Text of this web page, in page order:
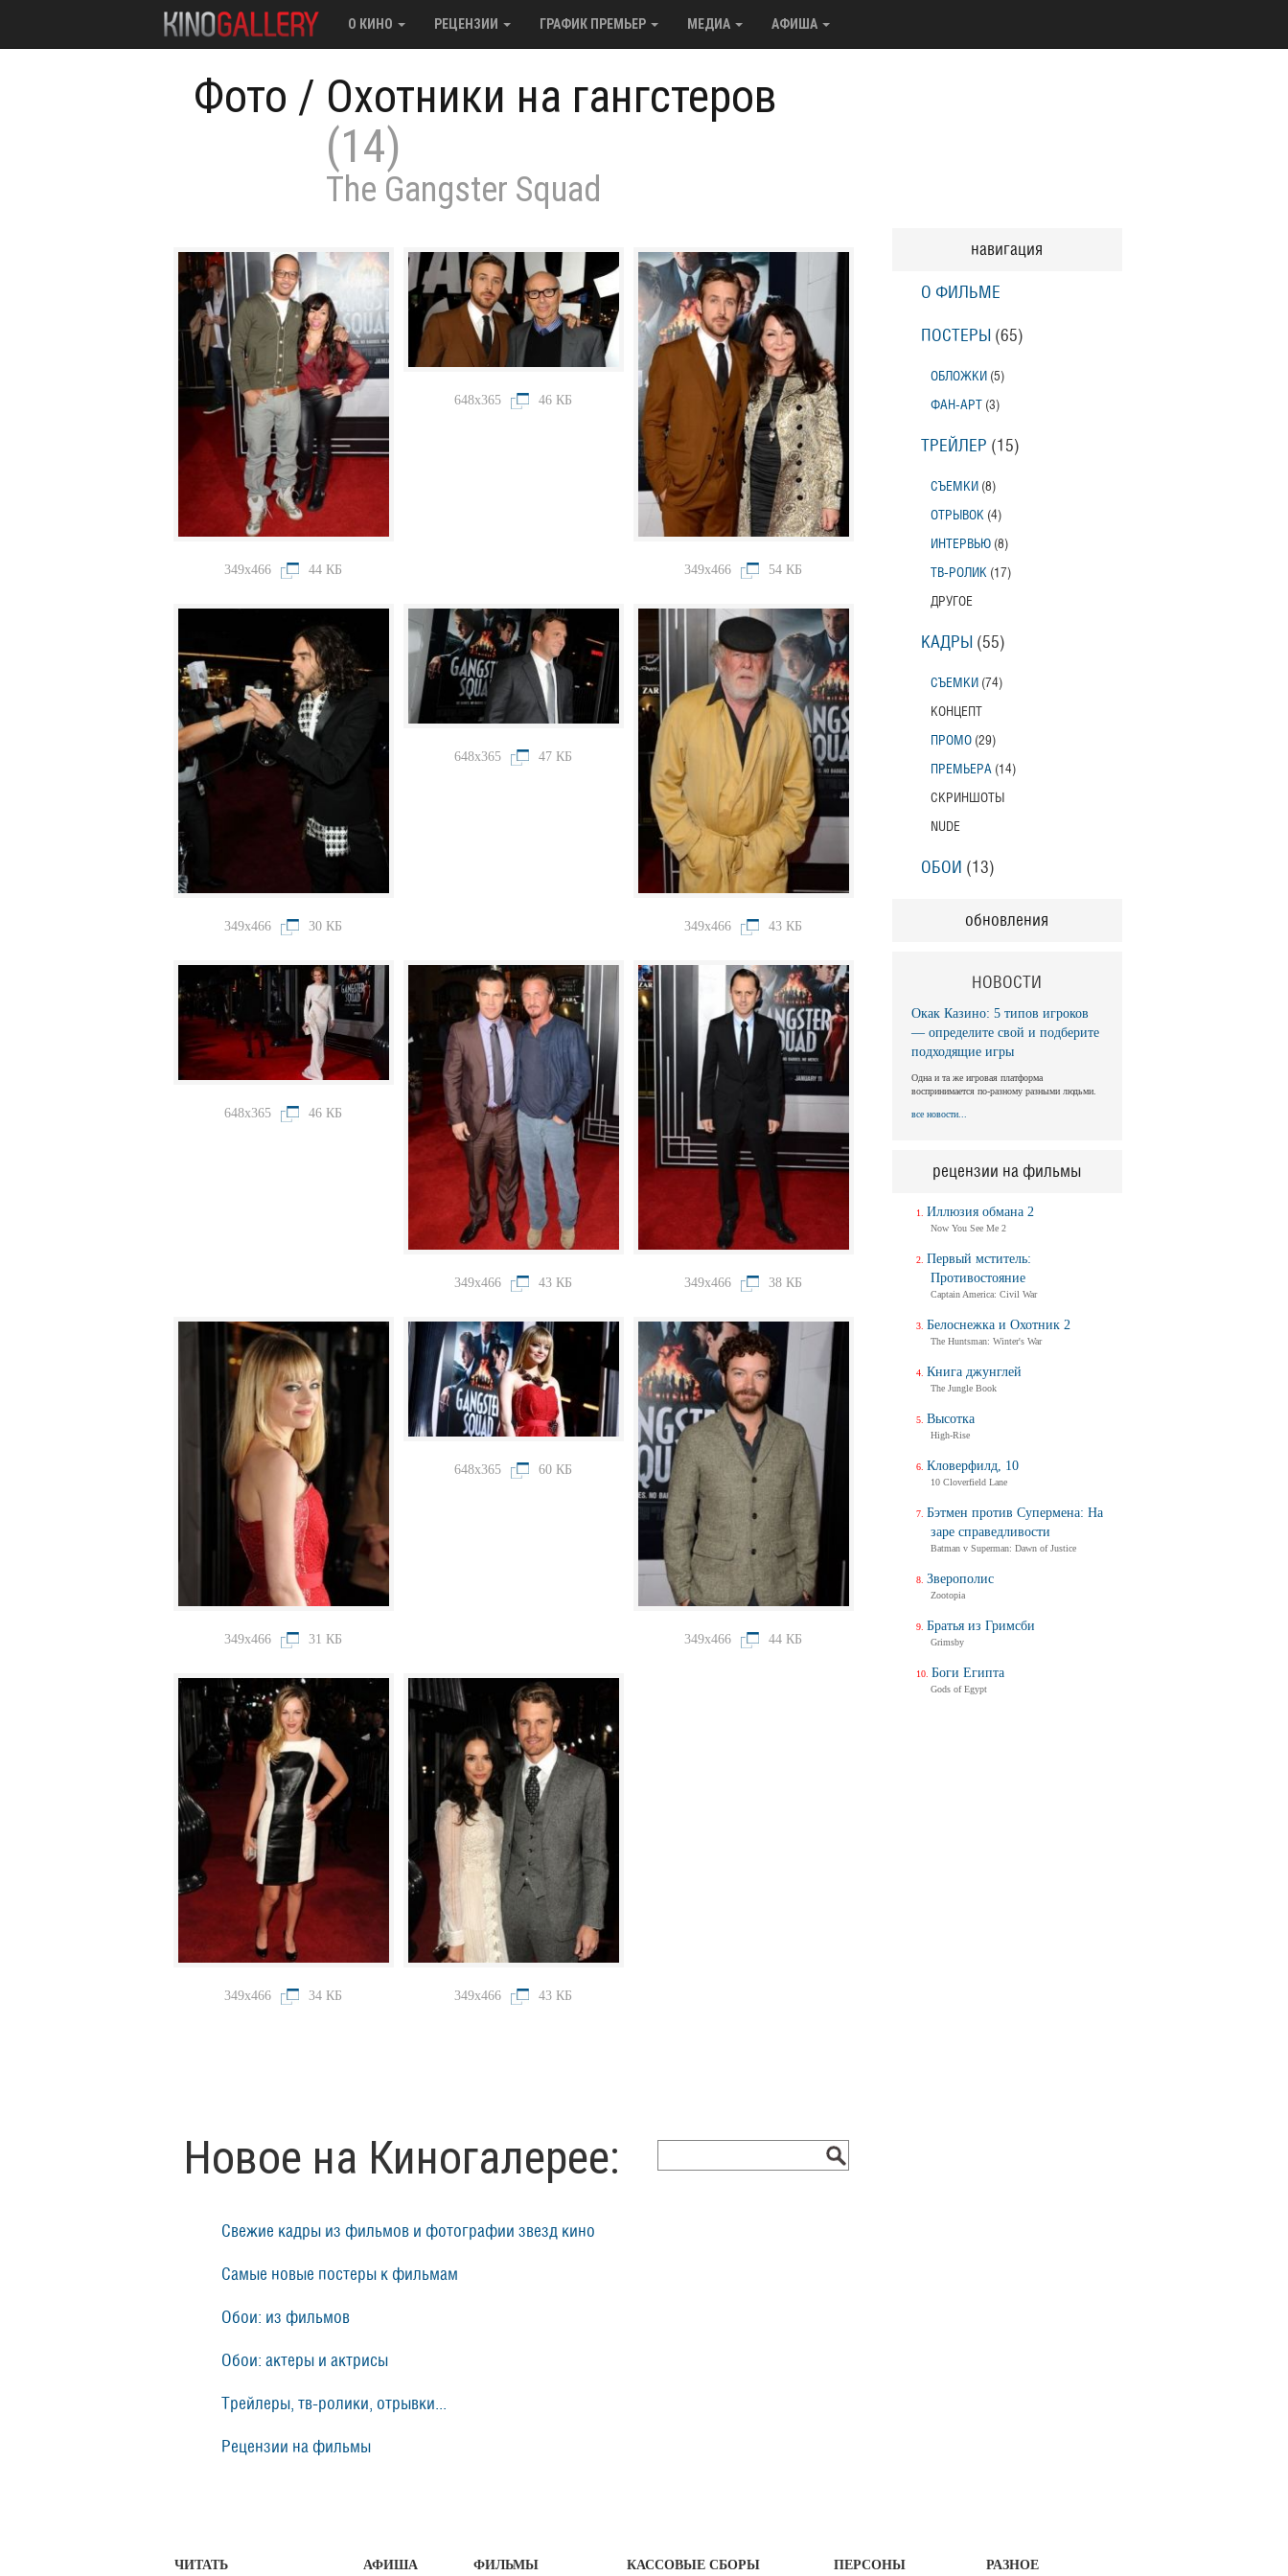
О КИНО РЕЦЕНЗИИ ГРАФИК ПРЕМЬЕР МЕДИА АФИША
Фото / Охотники на гангстеров
(14)
The Gangster Squad
349x466 44 КБ
648x365 46 КБ
349x466 54 КБ
349x466 30 КБ
648x365 47 КБ
349x466 43 КБ
648x365 46 КБ
349x466 43 КБ 349x466 38 КБ
349x466 31 КБ
648x365 60 КБ
349x466 44 КБ
349x466 34 КБ 349x466 43 КБ
Новое на Киногалерее:
Свежие кадры из фильмов и фотографии звезд кино
Самые новые постеры к фильмам
Обои: из фильмов
Обои: актеры и актрисы
Трейлеры, тв-ролики, отрывки...
Рецензии на фильмы
навигация
О ФИЛЬМЕ
ПОСТЕРЫ (65)
ОБЛОЖКИ (5)
ФАН-АРТ (3)
ТРЕЙЛЕР (15)
СЪЕМКИ (8)
ОТРЫВОК (4)
ИНТЕРВЬЮ (8)
ТВ-РОЛИК (17)
ДРУГОЕ
КАДРЫ (55)
СЪЕМКИ (74)
КОНЦЕПТ
ПРОМО (29)
ПРЕМЬЕРА (14)
СКРИНШОТЫ
NUDE
ОБОИ (13)
обновления
НОВОСТИ
Окак Казино: 5 типов игроков
— определите свой и подберите
подходящие игры
Одна и та же игровая платформа
воспринимается по-разному разными людьми.
все новости...
рецензии на фильмы
Иллюзия обмана 2
Now You See Me 2
Первый мститель:
Противостояние
Captain America: Civil War
Белоснежка и Охотник 2
The Huntsman: Winter's War
Книга джунглей
The Jungle Book
Высотка
High-Rise
Кловерфилд, 10
10 Cloverfield Lane
Бэтмен против Супермена: На
заре справедливости
Batman v Superman: Dawn of Justice
Зверополис
Zootopia
Братья из Гримсби
Grimsby
Боги Египта
Gods of Egypt
ЧИТАТЬ АФИША ФИЛЬМЫ КАССОВЫЕ СБОРЫ ПЕРСОНЫ РАЗНОЕ